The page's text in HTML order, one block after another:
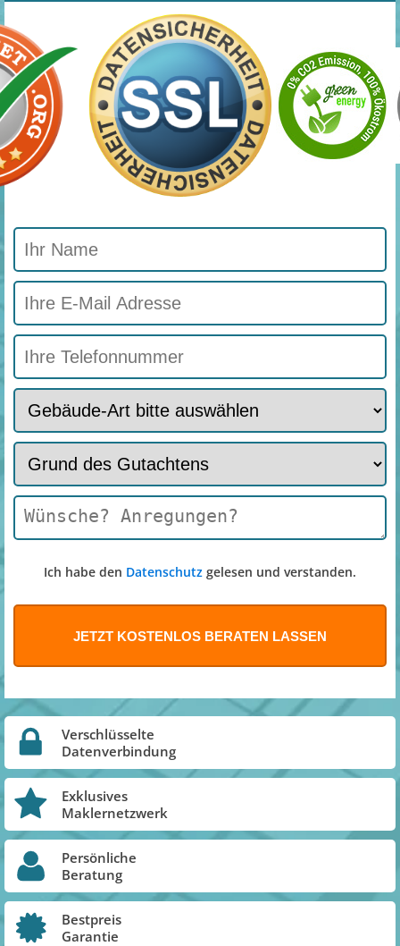
Ich habe den Datenschutz gelesen und verstanden.
Verschlüsselte
Datenverbindung
Exklusives
Maklernetzwerk
Persönliche
Beratung
Bestpreis
Garantie